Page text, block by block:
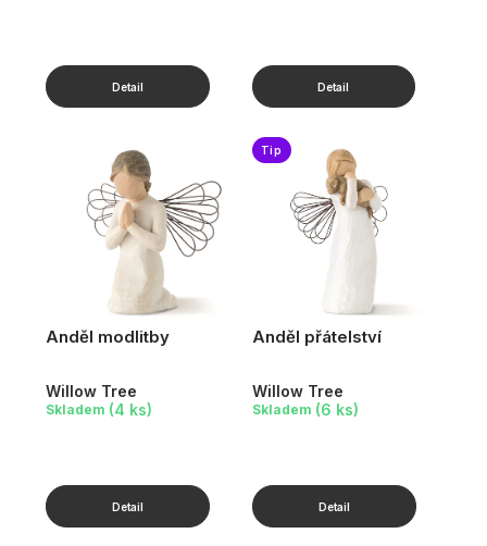
Anděl modlitby
Willow Tree
Skladem (4 ks)
Anděl přátelství
Tip
Willow Tree
Skladem (6 ks)